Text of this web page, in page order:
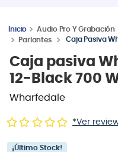
Audio Pro Y Grabación
Parlantes
Caja Pasiva
Caja pasiva
12-Black 700
Wharfedale
*Ver
¡Último Stock!